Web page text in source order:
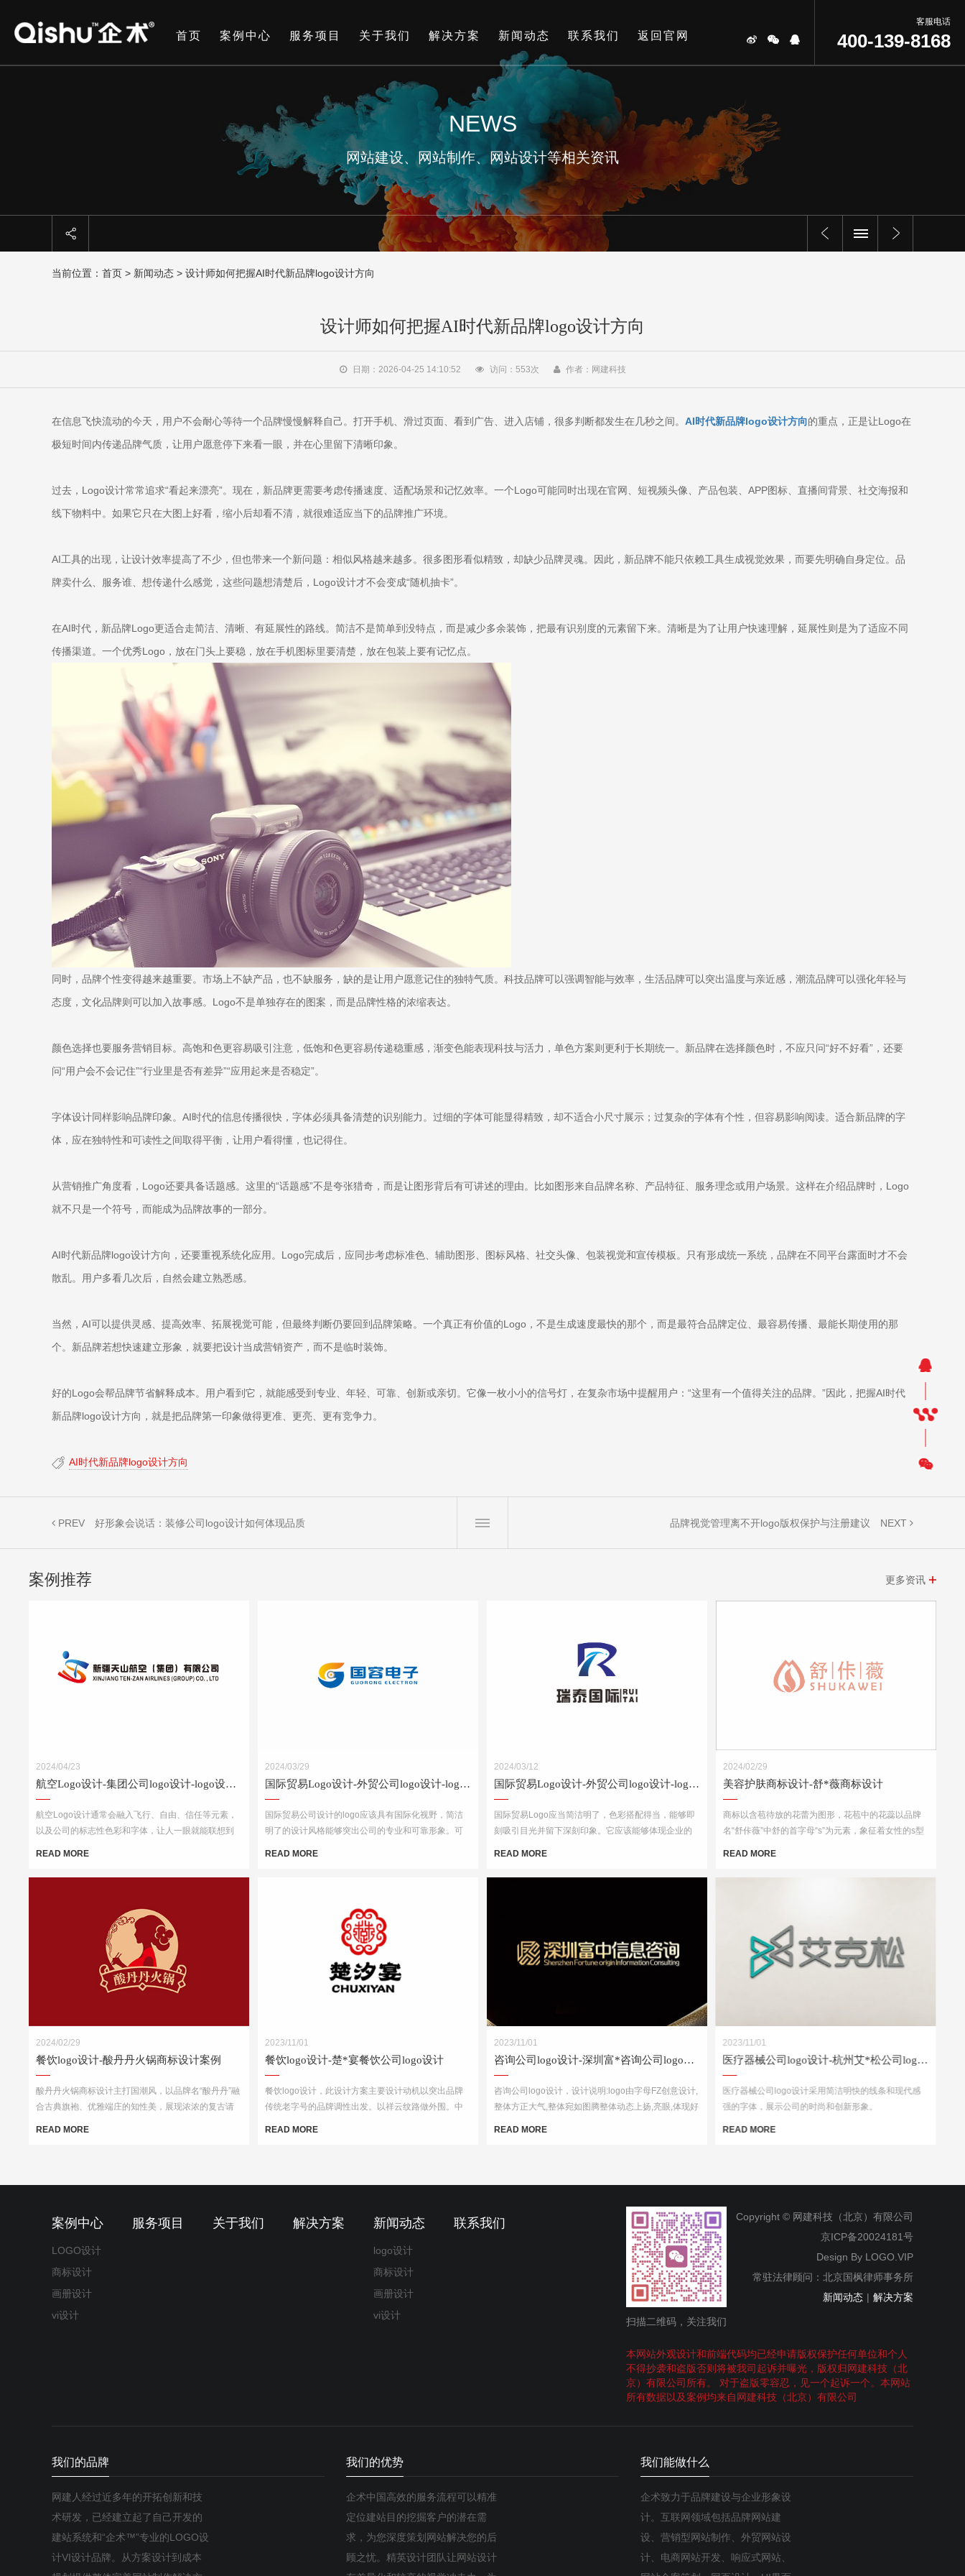
客服电话
400-139-8168
首页 案例中心 服务项目 关于我们 解决方案 新闻动态 联系我们 返回官网
NEWS
网站建设、网站制作、网站设计等相关资讯
当前位置： 首页 > 新闻动态 > 设计师如何把握AI时代新品牌logo设计方向
设计师如何把握AI时代新品牌logo设计方向
日期：2026-04-25 14:10:52 访问： 553次 作者：网建科技
在信息飞快流动的今天，用户不会耐心等待一个品牌慢慢解释自己。打开手机、滑过页面、看到广告、进入店铺，很多判断都发生在几秒之间。 AI时代新品牌logo设计方向的重点，正是让Logo在
极短时间内传递品牌气质，让用户愿意停下来看一眼，并在心里留下清晰印象。
过去，Logo设计常常追求“看起来漂亮”。现在，新品牌更需要考虑传播速度、适配场景和记忆效率。一个Logo可能同时出现在官网、短视频头像、产品包装、APP图标、直播间背景、社交海报和
线下物料中。如果它只在大图上好看，缩小后却看不清，就很难适应当下的品牌推广环境。
AI工具的出现，让设计效率提高了不少，但也带来一个新问题：相似风格越来越多。很多图形看似精致，却缺少品牌灵魂。因此，新品牌不能只依赖工具生成视觉效果，而要先明确自身定位。品
牌卖什么、服务谁、想传递什么感觉，这些问题想清楚后，Logo设计才不会变成“随机抽卡”。
在AI时代，新品牌Logo更适合走简洁、清晰、有延展性的路线。简洁不是简单到没特点，而是减少多余装饰，把最有识别度的元素留下来。清晰是为了让用户快速理解，延展性则是为了适应不同
传播渠道。一个优秀Logo，放在门头上要稳，放在手机图标里要清楚，放在包装上要有记忆点。
同时，品牌个性变得越来越重要。市场上不缺产品，也不缺服务，缺的是让用户愿意记住的独特气质。科技品牌可以强调智能与效率，生活品牌可以突出温度与亲近感，潮流品牌可以强化年轻与
态度，文化品牌则可以加入故事感。Logo不是单独存在的图案，而是品牌性格的浓缩表达。
颜色选择也要服务营销目标。高饱和色更容易吸引注意，低饱和色更容易传递稳重感，渐变色能表现科技与活力，单色方案则更利于长期统一。新品牌在选择颜色时，不应只问“好不好看”，还要
问“用户会不会记住”“行业里是否有差异”“应用起来是否稳定”。
字体设计同样影响品牌印象。AI时代的信息传播很快，字体必须具备清楚的识别能力。过细的字体可能显得精致，却不适合小尺寸展示；过复杂的字体有个性，但容易影响阅读。适合新品牌的字
体，应在独特性和可读性之间取得平衡，让用户看得懂，也记得住。
从营销推广角度看，Logo还要具备话题感。这里的“话题感”不是夸张猎奇，而是让图形背后有可讲述的理由。比如图形来自品牌名称、产品特征、服务理念或用户场景。这样在介绍品牌时，Logo
就不只是一个符号，而能成为品牌故事的一部分。
AI时代新品牌logo设计方向，还要重视系统化应用。Logo完成后，应同步考虑标准色、辅助图形、图标风格、社交头像、包装视觉和宣传模板。只有形成统一系统，品牌在不同平台露面时才不会
散乱。用户多看几次后，自然会建立熟悉感。
当然，AI可以提供灵感、提高效率、拓展视觉可能，但最终判断仍要回到品牌策略。一个真正有价值的Logo，不是生成速度最快的那个，而是最符合品牌定位、最容易传播、最能长期使用的那
个。新品牌若想快速建立形象，就要把设计当成营销资产，而不是临时装饰。
好的Logo会帮品牌节省解释成本。用户看到它，就能感受到专业、年轻、可靠、创新或亲切。它像一枚小小的信号灯，在复杂市场中提醒用户：“这里有一个值得关注的品牌。”因此，把握AI时代
新品牌logo设计方向，就是把品牌第一印象做得更准、更亮、更有竞争力。
AI时代新品牌logo设计方向
PREV 好形象会说话：装修公司logo设计如何体现品质 NEXT
品牌视觉管理离不开logo版权保护与注册建议
案例推荐 更多资讯
2024/04/23
航空Logo设计-集团公司logo设计-logo设计公司
航空Logo设计通常会融入飞行、自由、信任等元素，
以及公司的标志性色彩和字体，让人一眼就能联想到
READ MORE
2024/03/29
国际贸易Logo设计-外贸公司logo设计-logo设计公司
国际贸易公司设计的logo应该具有国际化视野，简洁
明了的设计风格能够突出公司的专业和可靠形象。可
READ MORE
2024/03/12
国际贸易Logo设计-外贸公司logo设计-logo设计公司
国际贸易Logo应当简洁明了，色彩搭配得当，能够即
刻吸引目光并留下深刻印象。它应该能够体现企业的
媒介上的应用效果，如名片、网站、产品包装和宣传
READ MORE
2024/02/29
美容护肤商标设计-舒*薇商标设计
商标以含苞待放的花蕾为图形，花苞中的花蕊以品牌
名“舒佧薇”中舒的首字母“s”为元素，象征着女性的s型
READ MORE
2024/02/29
餐饮logo设计-酸丹丹火锅商标设计案例
酸丹丹火锅商标设计主打国潮风，以品牌名“酸丹丹”融
合古典旗袍、优雅端庄的知性美，展现浓浓的复古请
READ MORE
2023/11/01
餐饮logo设计-楚*宴餐饮公司logo设计
餐饮logo设计，此设计方案主要设计动机以突出品牌
传统老字号的品牌调性出发。以祥云纹路做外围。中
READ MORE
2023/11/01
咨询公司logo设计-深圳富*咨询公司logo设计案例
咨询公司logo设计，设计说明:logo由字母FZ创意设计,
整体方正大气,整体宛如图腾整体动态上扬,亮眼,体现好
READ MORE
2023/11/01
医疗器械公司logo设计-杭州艾*松公司logo设计案例
医疗器械公司logo设计采用简洁明快的线条和现代感
强的字体，展示公司的时尚和创新形象。
READ MORE
案例中心
LOGO设计
商标设计
画册设计
vi设计
服务项目 关于我们 解决方案 新闻动态
logo设计
商标设计
画册设计
vi设计
联系我们
扫描二维码，关注我们
Copyright © 网建科技（北京）有限公司
京ICP备20024181号
Design By LOGO.VIP
常驻法律顾问：北京国枫律师事务所
新闻动态 | 解决方案
本网站外观设计和前端代码均已经申请版权保护任何单位和个人
不得抄袭和盗版否则将被我司起诉并曝光，版权归网建科技（北
京）有限公司所有。 对于盗版零容忍，见一个起诉一个。本网站
所有数据以及案例均来自网建科技（北京）有限公司
我们的品牌
网建人经过近多年的开拓创新和技
术研发，已经建立起了自己开发的
建站系统和“企术™”专业的LOGO设
计VI设计品牌。从方案设计到成本
我们的优势
企术中国高效的服务流程可以精准
定位建站目的挖掘客户的潜在需
求，为您深度策划网站解决您的后
顾之忧。精英设计团队让网站设计
我们能做什么
企术致力于品牌建设与企业形象设
计。互联网领域包括品牌网站建
设、营销型网站制作、外贸网站设
计、电商网站开发、响应式网站、